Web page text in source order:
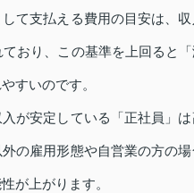
て支払える費用の目安は、
おり、この基準を上回ると
すいのです。
が安定している「正社員」は
の雇用形態や自営業の方の
が上がります。